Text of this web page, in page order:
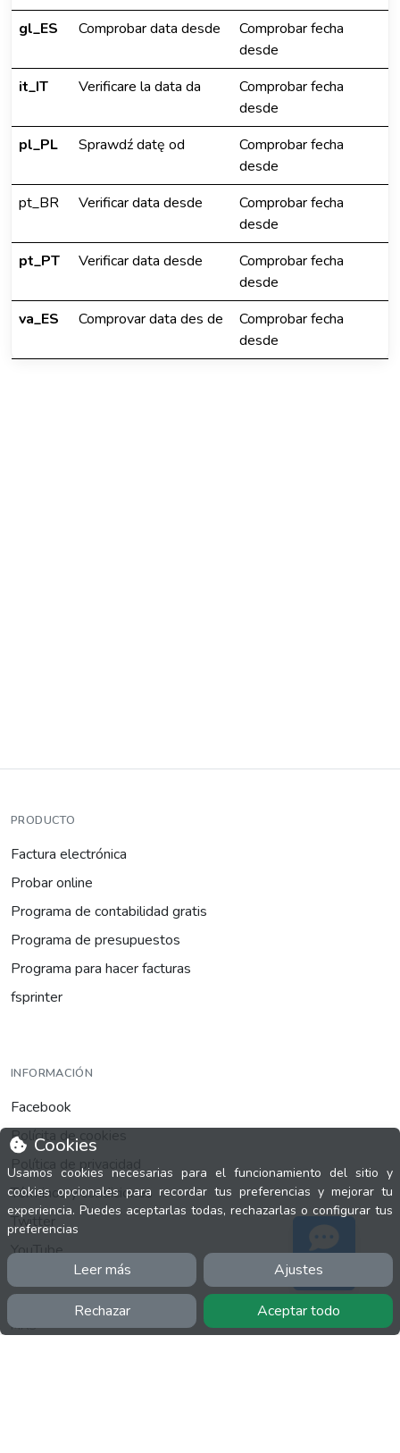
gl_ES
Comprobar data desde
Comprobar fecha
desde
it_IT
Verificare la data da
Comprobar fecha
desde
pl_PL
Sprawdź datę od
Comprobar fecha
desde
pt_BR
Verificar data desde
Comprobar fecha
desde
pt_PT
Verificar data desde
Comprobar fecha
desde
va_ES
Comprovar data des de
Comprobar fecha
desde
Cookies
Usamos cookies necesarias para el funcionamiento del sitio y
cookies opcionales para recordar tus preferencias y mejorar tu
experiencia. Puedes aceptarlas todas, rechazarlas o configurar tus
preferencias
Leer más Ajustes
Rechazar Aceptar todo
PRODUCTO
Factura electrónica
Probar online
Programa de contabilidad gratis
Programa de presupuestos
Programa para hacer facturas
fsprinter
INFORMACIÓN
Facebook
Polícita de cookies
Política de privacidad
Términos y condiciones
Twitter
YouTube
MÁS
Soporte